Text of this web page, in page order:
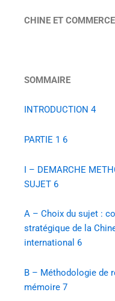
CHINE ET
SOMMAIRE
INTRODUCTION 4
PARTIE 1 6
I – DEMARCHE
SUJET 6
A – Choix du sujet :
stratégique de la
international 6
B – Méthodologie de
mémoire 7